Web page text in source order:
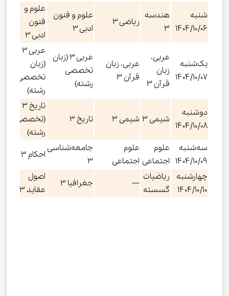
شنبه
۱۴۰۴/۱۰/۰۶
هندسه
۳
ریاضی ۳
علوم و فنون
ادبی ۳
علوم و
فنون
ادبی ۳
یک‌شنبه
۱۴۰۴/۱۰/۰۷
عربی،
زبان
قرآن ۳
عربی، زبان
قرآن ۳
عربی ۳ (زبان
تخصصی
رشته)
عربی ۳
(زبان
تخصصی
رشته)
دوشنبه
۱۴۰۴/۱۰/۰۸
شیمی ۳ شیمی ۳ تاریخ ۳
تاریخ ۳
(تخصصی
رشته)
سه‌شنبه
۱۴۰۴/۱۰/۰۹
علوم
اجتماعی
علوم
اجتماعی
جامعه‌شناسی
۳
احکام ۳
چهارشنبه
۱۴۰۴/۱۰/۱۰
ریاضیات
گسسته
— جغرافیا ۳
اصول
عقاید ۳